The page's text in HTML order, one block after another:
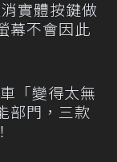
實體按鍵做
不會因此
「變得太無
部門，三款